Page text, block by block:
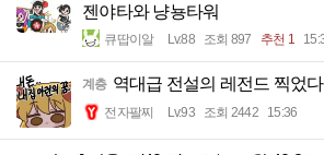
젠야타와 냥뇽타워
큐땁이알 Lv.88 조회 897 추천 1
계층 역대급 전설의 레전드 찍었
전자팔찌 Lv.93 조회 2442 15:36